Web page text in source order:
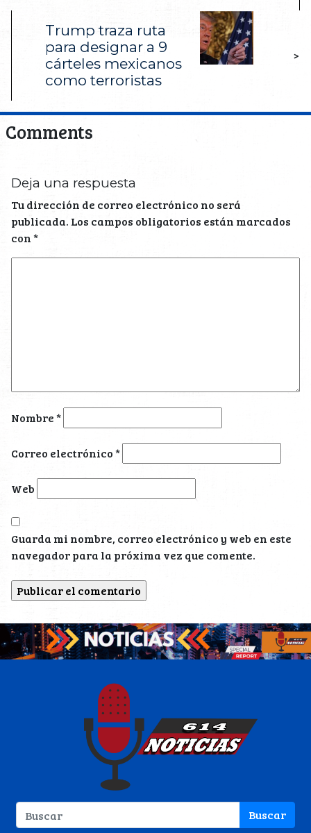
Trump traza ruta
para designar a 9
cárteles mexicanos
como terroristas
>
Comments
Deja una respuesta
Tu dirección de correo electrónico no será
publicada. Los campos obligatorios están marcados
con*
Nombre*
Correo electrónico*
Web
Guarda mi nombre, correo electrónico y web en este
navegador para la próxima vez que comente.